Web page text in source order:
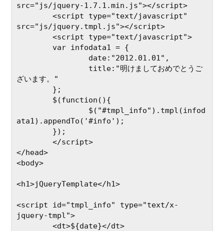
src="js/jquery-1.7.1.min.js"></script>
	<script type="text/javascript"
src="js/jquery.tmpl.js"></script>
	<script type="text/javascript">
ざいます。"
ata1).appendTo('#info');
	</script>
</head>
<body>
<h1>jQueryTemplate</h1>
<script id="tmpl_info" type="text/x-
jquery-tmpl">
	<dt>${date}</dt>